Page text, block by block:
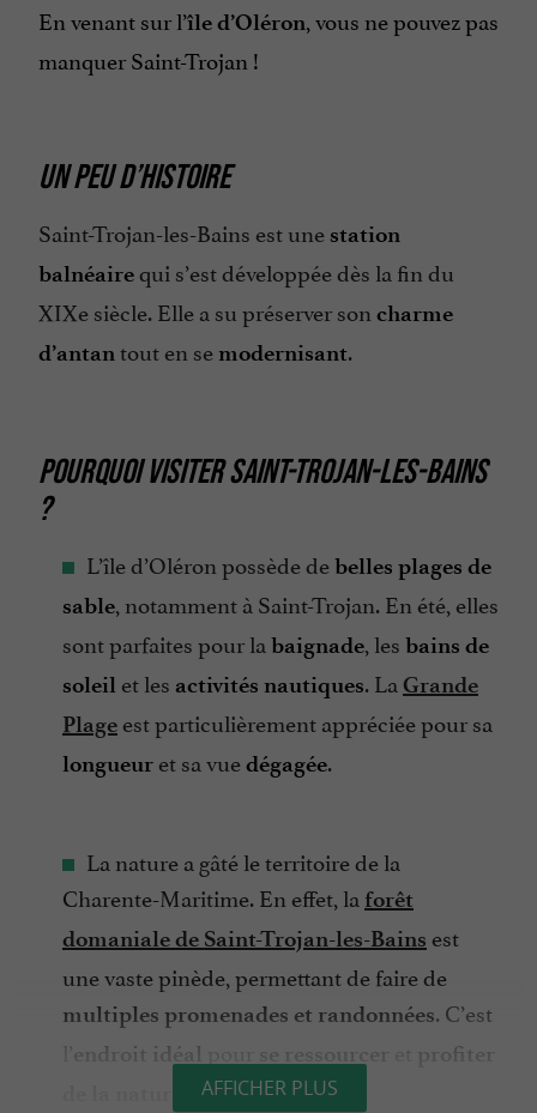
En venant sur l’île d’Oléron, vous ne pouvez pas
manquer Saint-Trojan !
UN PEU D’HISTOIRE
Saint-Trojan-les-Bains est une station
balnéairequi s’est développée dès la fin du
XIXe siècle. Elle a su préserver son charme
d’antantout en se modernisant.
POURQUOI VISITER SAINT-TROJAN-LES-BAINS
?
L’île d’Oléron possède debelles plages de
sable, notamment à Saint-Trojan. En été, elles
sont parfaites pour la baignade, les bains de
soleil et les activités nautiques. La Grande
Plage est particulièrement appréciée pour sa
longueur et sa vuedégagée.
La nature a gâté le territoire de la
Charente-Maritime. En effet, la forêt
domaniale de Saint-Trojan-les-Bains est
une vaste pinède, permettant de faire de
multiples promenades et randonnées. C’est
l’ endroit idéal
profiter
AFFICHER PLUS